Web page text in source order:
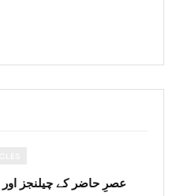
عصرِ حاضر کے چیلنجز اور